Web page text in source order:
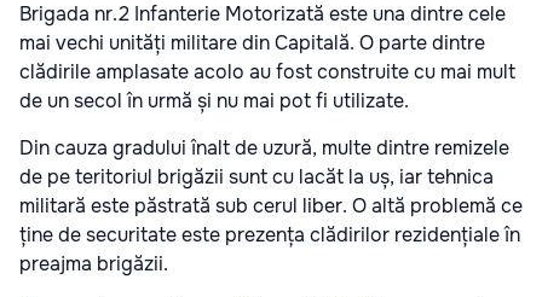
Brigada nr.2 Infanterie Motorizată este una dintre cele
mai vechi unități militare din Capitală. O parte dintre
clădirile amplasate acolo au fost construite cu mai mult
de un secol în urmă și nu mai pot fi utilizate.
Din cauza gradului înalt de uzură, multe dintre remizele
de pe teritoriul brigăzii sunt cu lacăt la uș, iar tehnica
militară este păstrată sub cerul liber. O altă problemă ce
ține de securitate este prezența clădirilor rezidențiale în
preajma brigăzii.